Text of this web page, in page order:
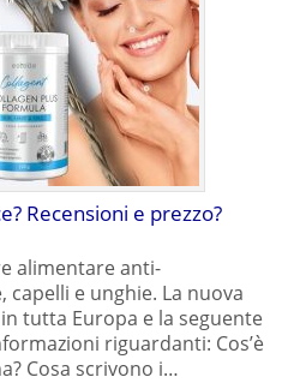
Recensioni e prezzo?
alimentare anti-
e unghie. La nuova
tutta Europa e la seguente
riguardanti: Cos’è
Cosa scrivono i…